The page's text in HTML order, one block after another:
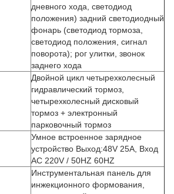
дневного хода, светодиод
положения) задний светодиодный
фонарь (светодиод тормоза,
светодиод положения, сигнал
поворота); рог улитки, звонок
заднего хода
Двойной цикл четырехколесный
гидравлический тормоз,
четырехколесный дисковый
тормоз + электронный
парковочный тормоз
Умное встроенное зарядное
устройство Выход:48V 25A, Вход
AC 220V / 50HZ 60HZ
Инструментальная панель для
инжекционного формования,